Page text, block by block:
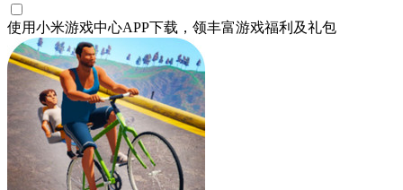
使用小米游戏中心APP下载 ，领丰富游戏福利 及礼包